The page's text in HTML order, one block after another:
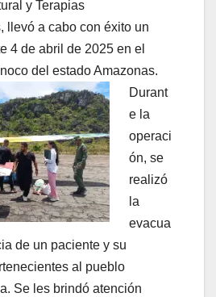
y Terapias
llevó a cabo con éxito un
4 de abril de 2025 en el
del estado Amazonas.
Durant
e la
operaci
ón, se
realizó
la
evacua
de un paciente y su
al pueblo
Se les brindó atención